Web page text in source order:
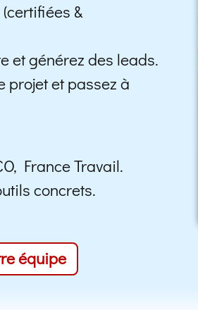
&
et générez des leads.
projet et passez à
France Travail.
concrets.
équipe